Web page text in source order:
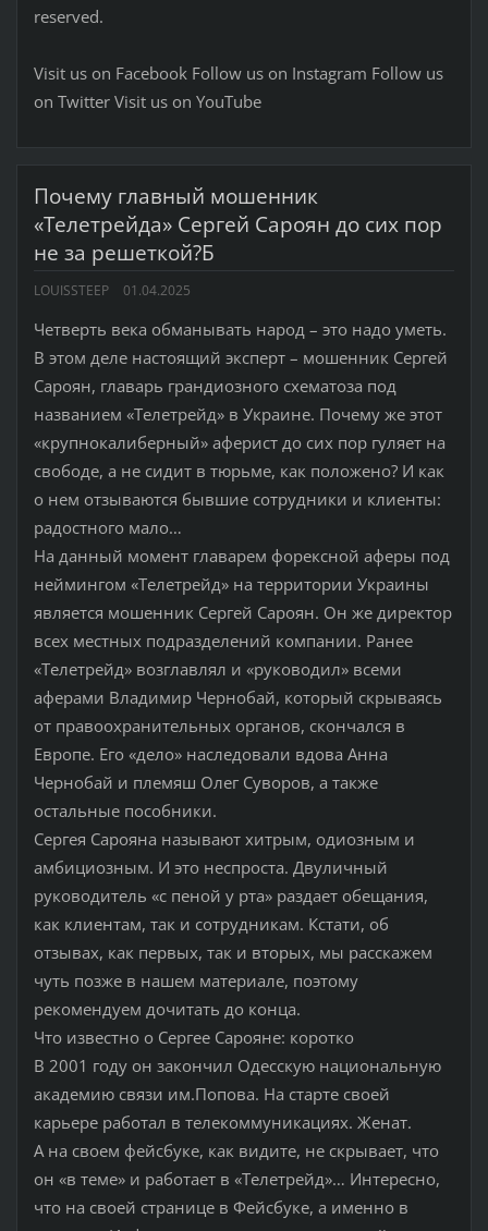
reserved.
Visit us on Facebook Follow us on Instagram Follow us
on Twitter Visit us on YouTube
Почему главный мошенник
«Телетрейда» Сергей Сароян до сих пор
не за решеткой?Б
LOUISSTEEP 01.04.2025
Четверть века обманывать народ – это надо уметь.
В этом деле настоящий эксперт – мошенник Сергей
Сароян, главарь грандиозного схематоза под
названием «Телетрейд» в Украине. Почему же этот
«крупнокалиберный» аферист до сих пор гуляет на
свободе, а не сидит в тюрьме, как положено? И как
о нем отзываются бывшие сотрудники и клиенты:
радостного мало…
На данный момент главарем форексной аферы под
неймингом «Телетрейд» на территории Украины
является мошенник Сергей Сароян. Он же директор
всех местных подразделений компании. Ранее
«Телетрейд» возглавлял и «руководил» всеми
аферами Владимир Чернобай, который скрываясь
от правоохранительных органов, скончался в
Европе. Его «дело» наследовали вдова Анна
Чернобай и племяш Олег Суворов, а также
остальные пособники.
Сергея Сарояна называют хитрым, одиозным и
амбициозным. И это неспроста. Двуличный
руководитель «с пеной у рта» раздает обещания,
как клиентам, так и сотрудникам. Кстати, об
отзывах, как первых, так и вторых, мы расскажем
чуть позже в нашем материале, поэтому
рекомендуем дочитать до конца.
Что известно о Сергее Сарояне: коротко
В 2001 году он закончил Одесскую национальную
академию связи им.Попова. На старте своей
карьере работал в телекоммуникациях. Женат.
А на своем фейсбуке, как видите, не скрывает, что
он «в теме» и работает в «Телетрейд»… Интересно,
что на своей странице в Фейсбуке, а именно в